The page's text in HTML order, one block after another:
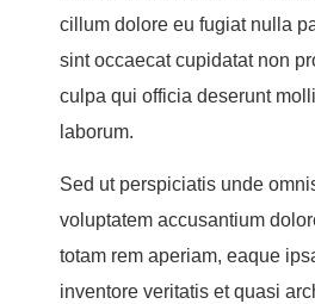
cillum dolore eu fugiat nulla
sint occaecat cupidatat non
culpa qui officia deserunt
laborum.
Sed ut perspiciatis unde
voluptatem accusantium
totam rem aperiam, eaque
inventore veritatis et quasi